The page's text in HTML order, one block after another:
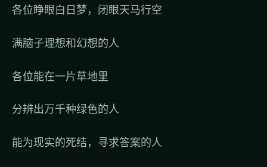
各位睁眼白日梦，闭眼天马行空
满脑子理想和幻想的人
各位能在一片草地里
分辨出万千种绿色的人
能为现实的死结，寻求答案的人